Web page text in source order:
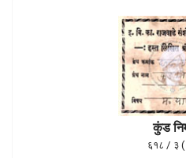
कुंड
६१८ / ३